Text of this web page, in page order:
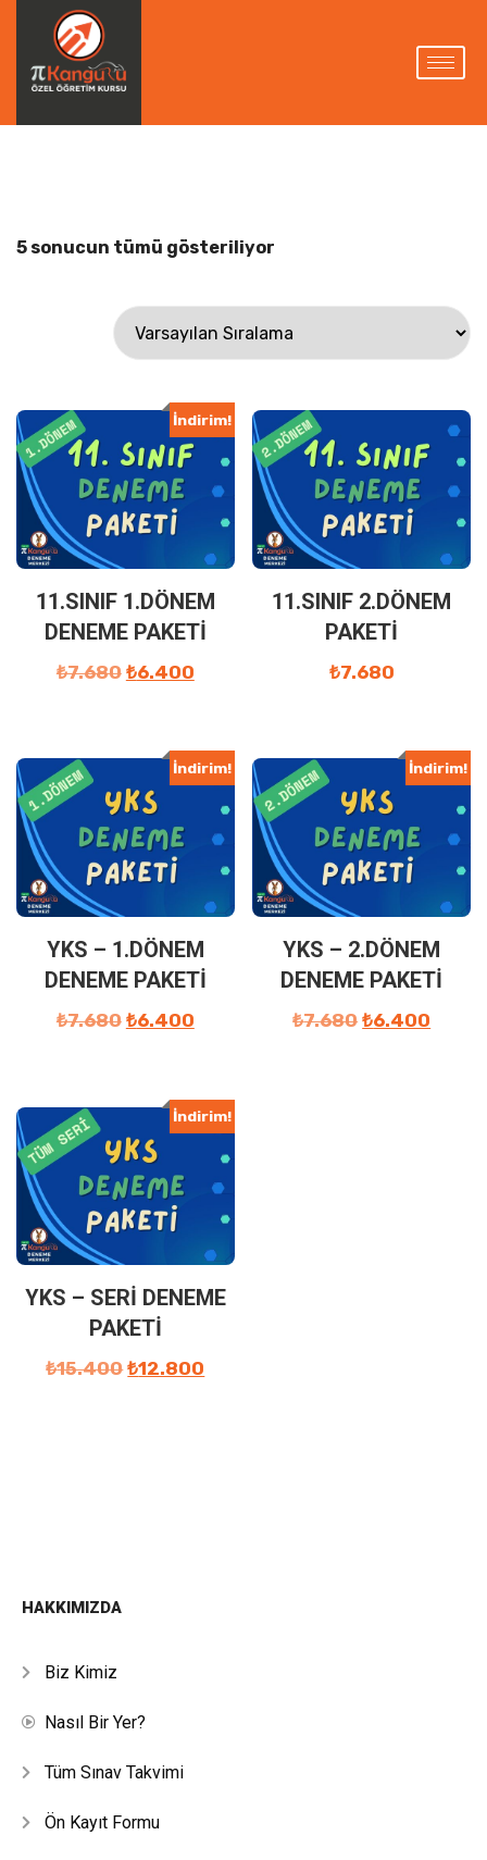
5 sonucun tümü gösteriliyor
İndirim!
11.SINIF 1.DÖNEM
DENEME PAKETİ
₺7.680 ₺6.400
11.SINIF 2.DÖNEM
PAKETİ
₺7.680
İndirim!
YKS – 1.DÖNEM
DENEME PAKETİ
₺7.680 ₺6.400
İndirim!
YKS – 2.DÖNEM
DENEME PAKETİ
₺7.680 ₺6.400
İndirim!
YKS – SERİ DENEME
PAKETİ
₺15.400 ₺12.800
HAKKIMIZDA
Biz Kimiz
Nasıl Bir Yer?
Tüm Sınav Takvimi
Ön Kayıt Formu